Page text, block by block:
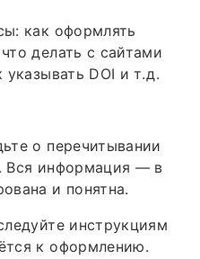
как оформлять
делать с сайтами
DOI и т. д.
о перечитывании
Вся информация — в
и понятна.
инструкциям
к оформлению.